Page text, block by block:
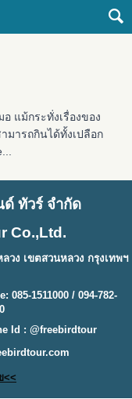
แม้กระทั่งเรื่องของ
มารถกินได้ทั้งเปลือก
ด์ ทัวร์ จำกัด
Co.,Ltd.
วง เขตสวนหลวง กรุงเทพฯ
085-1511000 / 094-782-
Id : @freebirdtour
<<